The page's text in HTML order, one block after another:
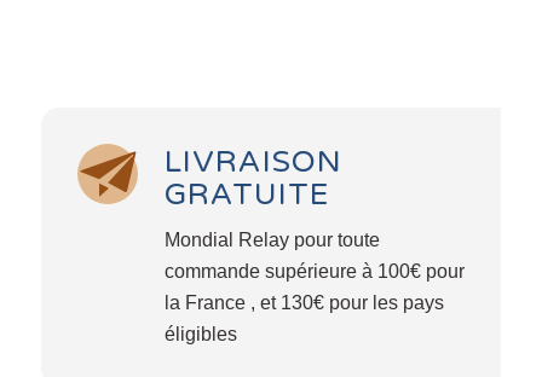
LIVRAISON
GRATUITE
Mondial Relay pour toute
commande supérieure à 100€ pour
la France , et 130€ pour les pays
éligibles